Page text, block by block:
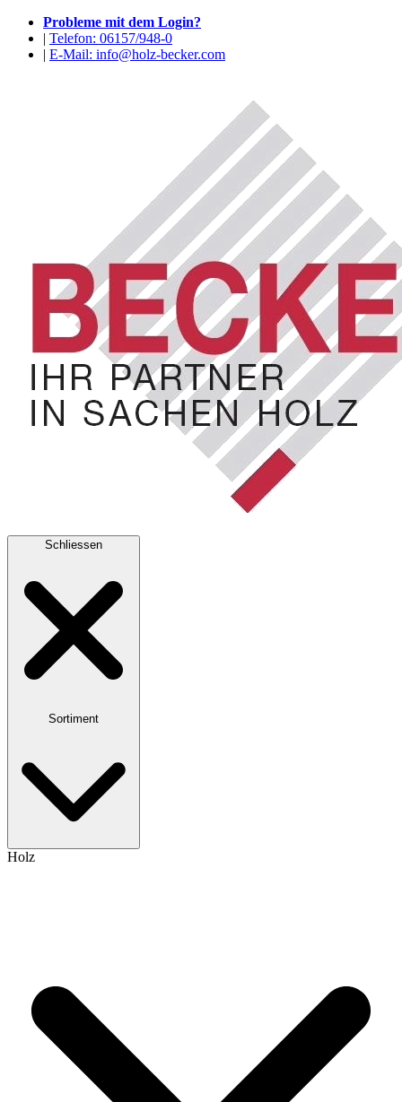
Probleme mit dem Login?
| Telefon: 06157/948-0
| E-Mail: info@holz-becker.com
Schliessen
Sortiment
Holz